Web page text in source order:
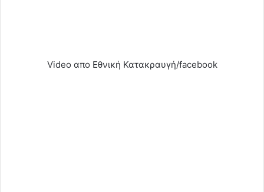
Video απο Eθνική Κατακραυγή/facebook